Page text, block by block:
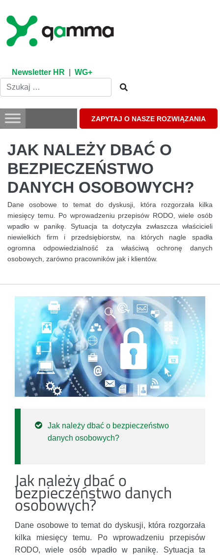
content
Newsletter HR WG+
ZAPYTAJ O NASZE ROZWIĄZANIA
JAK NALEŻY DBAĆ O
BEZPIECZEŃSTWO
DANYCH OSOBOWYCH?
Dane osobowe to temat do dyskusji, która rozgorzała kilka
miesięcy temu. Po wprowadzeniu przepisów RODO, wiele osób
wpadło w panikę. Sytuacja ta dotyczyła zwłaszcza właścicieli
niewielkich firm i przedsiębiorstw, na których nagle spadła
ogromna odpowiedzialność za właściwą ochronę danych
osobowych, zarówno pracowników jak i klientów.
Jak należy dbać o bezpieczeństwo
danych osobowych?
Jak należy dbać o
bezpieczeństwo danych
osobowych?
Dane osobowe to temat do dyskusji, która rozgorzała
kilka miesięcy temu. Po wprowadzeniu przepisów
RODO, wiele osób wpadło w panikę. Sytuacja ta